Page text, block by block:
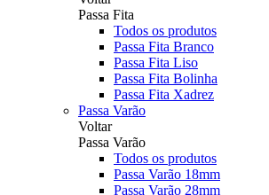
Passa Fita
Todos os produtos
Passa Fita Branco
Passa Fita Liso
Passa Fita Bolinha
Passa Fita Xadrez
Passa Varão
Voltar
Passa Varão
Todos os produtos
Passa Varão 18mm
Passa Varão 28mm